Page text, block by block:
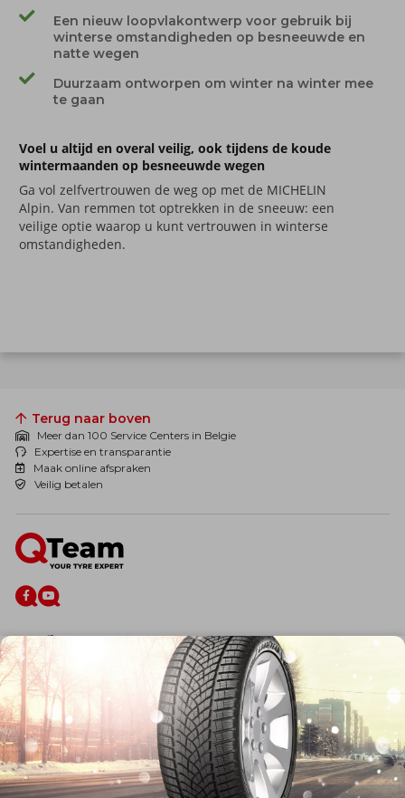
Een nieuw loopvlakontwerp voor gebruik bij
winterse omstandigheden op besneeuwde en
natte wegen
Duurzaam ontworpen om winter na winter mee
te gaan
Voel u altijd en overal veilig, ook tijdens de koude
wintermaanden op besneeuwde wegen
Ga vol zelfvertrouwen de weg op met de MICHELIN
Alpin. Van remmen tot optrekken in de sneeuw: een
veilige optie waarop u kunt vertrouwen in winterse
omstandigheden.
Terug naar boven
Meer dan 100 Service Centers in Belgie
Expertise en transparantie
Maak online afspraken
Veilig betalen
De firma
Wie zijn wij?
Blog
Onze dienstverlening
Banden
Velgen
Diensten
Afspraak Maken